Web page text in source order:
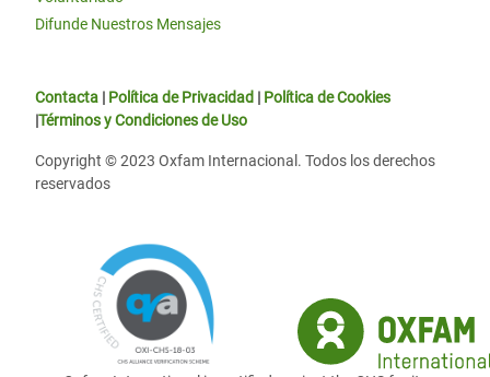
Difunde Nuestros Mensajes
Contacta | Política de Privacidad | Política de Cookies
|Términos y Condiciones de Uso
Copyright © 2023 Oxfam Internacional. Todos los derechos
reservados